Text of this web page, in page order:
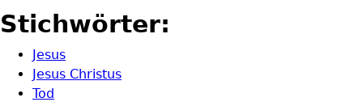
Stichwörter:
Jesus
Jesus Christus
Tod